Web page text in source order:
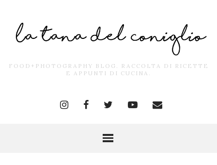
FOOD+PHOTOGRAPHY BLOG. RACCOLTA DI RICETTE
E APPUNTI DI CUCINA.